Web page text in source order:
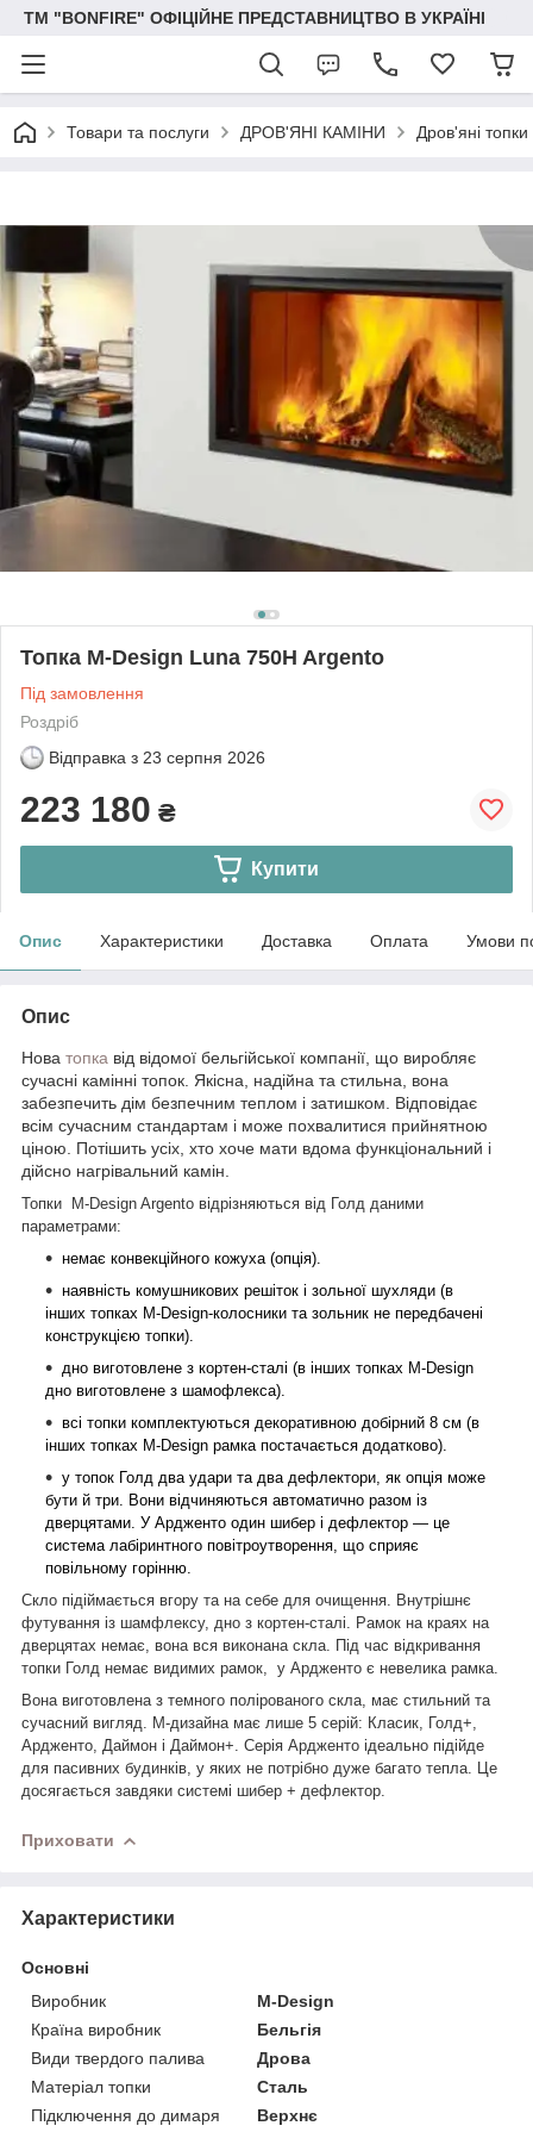
ТМ "BONFIRE" ОФІЦІЙНЕ ПРЕДСТАВНИЦТВО В УКРАЇНІ
Товари та послуги ДРОВ'ЯНІ КАМІНИ Дров'яні
Топка M-Design Luna 750H Argento
Під замовлення
Роздріб
Відправка з 23 серпня 2026
223 180 ₴
Купити
Опис Характеристики Доставка Оплата Умови
Опис
Нова топка від відомої бельгійської компанії, що виробляє
сучасні камінні топок. Якісна, надійна та стильна, вона
забезпечить дім безпечним теплом і затишком. Відповідає
всім сучасним стандартам і може похвалитися прийнятною
ціною. Потішить усіх, хто хоче мати вдома функціональний і
дійсно нагрівальний камін.
Топки M-Design Argento відрізняються від Голд даними
параметрами:
немає конвекційного кожуха (опція).
наявність комушникових решіток і зольної шухляди (в
інших топках M-Design-колосники та зольник не передбачені
конструкцією топки).
дно виготовлене з кортен-сталі (в інших топках M-Design
дно виготовлене з шамофлекса).
всі топки комплектуються декоративною добірний 8 см (в
інших топках M-Design рамка постачається додатково).
у топок Голд два удари та два дефлектори, як опція може
бути й три. Вони відчиняються автоматично разом із
дверцятами. У Ардженто один шибер і дефлектор — це
система лабіринтного повітроутворення, що сприяє
повільному горінню.
Скло підіймається вгору та на себе для очищення. Внутрішнє
футування із шамфлексу, дно з кортен-сталі. Рамок на краях на
дверцятах немає, вона вся виконана скла. Під час відкривання
топки Голд немає видимих рамок,
у Ардженто є невелика рамка.
Вона виготовлена з темного полірованого скла, має стильний та
сучасний вигляд. М-дизайна має лише 5 серій: Класик, Голд+,
Ардженто, Даймон і Даймон+. Серія Ардженто ідеально підійде
для пасивних будинків, у яких не потрібно дуже багато тепла. Це
досягається завдяки системі шибер + дефлектор.
Приховати
Характеристики
Основні
Виробник
M-Design
Країна виробник
Бельгія
Види твердого палива
Дрова
Матеріал топки
Сталь
Підключення до димаря
Верхнє